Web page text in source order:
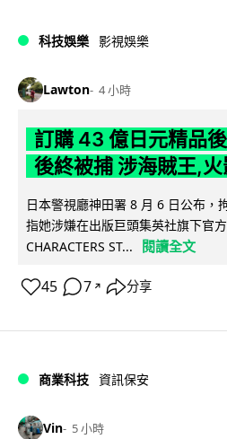
科技娛樂 影視娛樂
Lawton 4 小時
訂購 43 億日元精品
後終被捕 涉海賊王,
日本警視廳神田署 8 月 6 日公布，
指她涉嫌在出版巨頭集英社旗下官
CHARACTERS ST...
閱讀全文
45 7 ↗ 分享
商業科技 資訊保安
Vin 5 小時